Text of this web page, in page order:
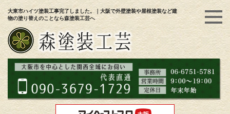
大東市ハイツ塗装工事完了しました。｜大阪で外壁塗装や屋根塗装など建
物の塗り替えのことなら森塗装工芸へ